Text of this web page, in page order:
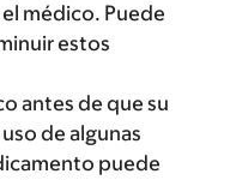
médico. Puede
estos
antes de que su
de algunas
puede